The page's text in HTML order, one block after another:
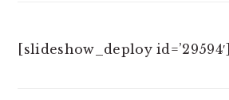
[slideshow_deploy id=’29594′]